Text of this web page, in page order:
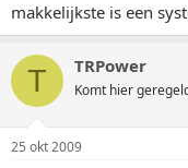
makkelijkste is een
T TRPower
Komt hier
25 okt 2009